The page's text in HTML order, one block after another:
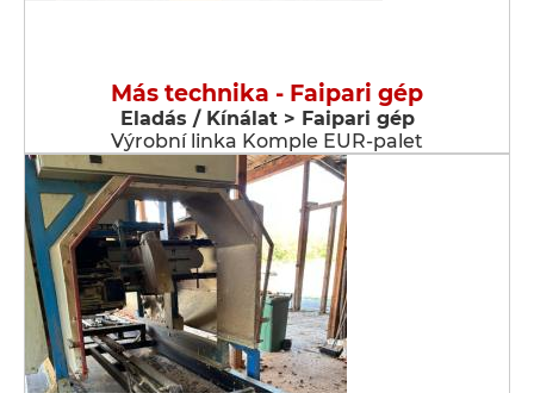
Más technika - Faipari gép
Eladás / Kínálat > Faipari gép
Výrobní linka Komple EUR-palet